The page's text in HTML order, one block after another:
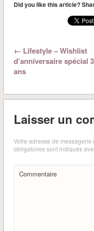
Did you like this article?
← Lifestyle – Wishlist
d’anniversaire spécial
ans
Laisser un
Votre adresse de messagerie
obligatoires sont indiqués
Commentaire